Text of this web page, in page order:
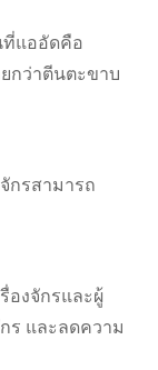
แออัดคือ
กว่าตีนตะขาบ
กรสามารถ
องจักรและผู้
ร และลดความ